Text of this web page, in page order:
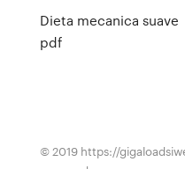
Dieta mecanica suave
pdf
© 2019 https://